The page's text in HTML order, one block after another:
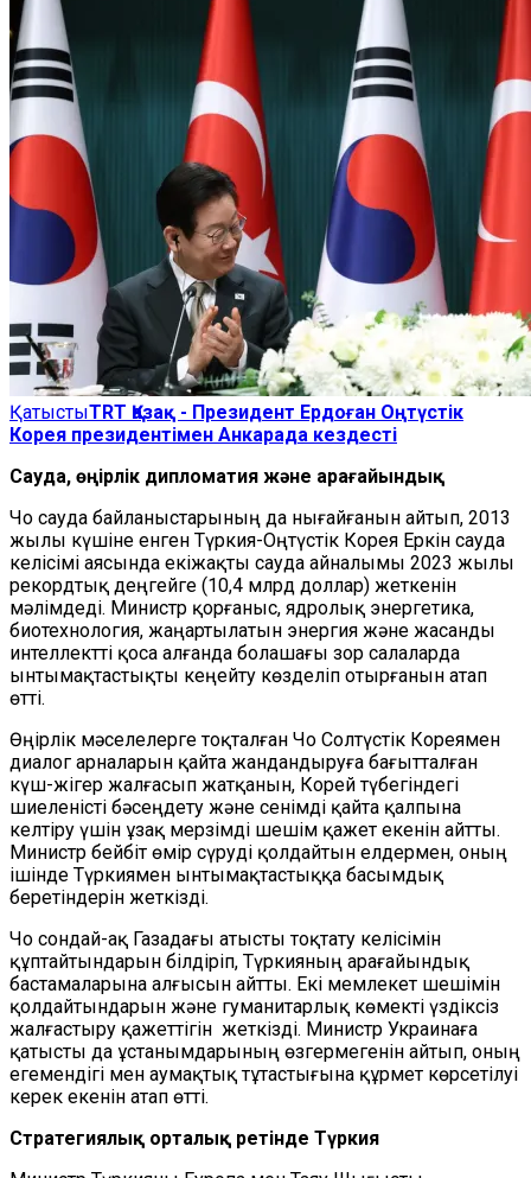
ҚатыстыTRT Қазақ - Президент Ердоған Оңтүстік
Корея президентімен Анкарада кездесті
Сауда, өңірлік дипломатия және арағайындық
Чо сауда байланыстарының да нығайғанын айтып, 2013
жылы күшіне енген Түркия-Оңтүстік Корея Еркін сауда
келісімі аясында екіжақты сауда айналымы 2023 жылы
рекордтық деңгейге (10,4 млрд доллар) жеткенін
мәлімдеді. Министр қорғаныс, ядролық энергетика,
биотехнология, жаңартылатын энергия және жасанды
интеллектті қоса алғанда болашағы зор салаларда
ынтымақтастықты кеңейту көзделіп отырғанын атап
өтті.
Өңірлік мәселелерге тоқталған Чо Солтүстік Кореямен
диалог арналарын қайта жандандыруға бағытталған
күш-жігер жалғасып жатқанын, Корей түбегіндегі
шиеленісті бәсеңдету және сенімді қайта қалпына
келтіру үшін ұзақ мерзімді шешім қажет екенін айтты.
Министр бейбіт өмір сүруді қолдайтын елдермен, оның
ішінде Түркиямен ынтымақтастыққа басымдық
беретіндерін жеткізді.
Чо сондай-ақ Газадағы атысты тоқтату келісімін
құптайтындарын білдіріп, Түркияның арағайындық
бастамаларына алғысын айтты. Екі мемлекет шешімін
қолдайтындарын және гуманитарлық көмекті үздіксіз
жалғастыру қажеттігін жеткізді. Министр Украинаға
қатысты да ұстанымдарының өзгермегенін айтып, оның
егемендігі мен аумақтық тұтастығына құрмет көрсетілуі
керек екенін атап өтті.
Стратегиялық орталық ретінде Түркия